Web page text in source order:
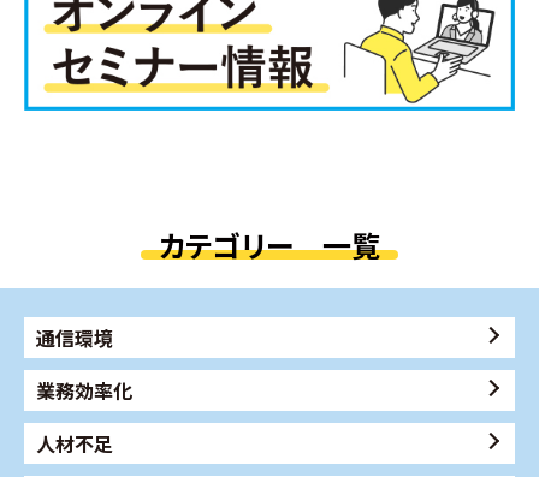
カテゴリー 一覧
通信環境
業務効率化
人材不足